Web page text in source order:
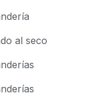
al seco